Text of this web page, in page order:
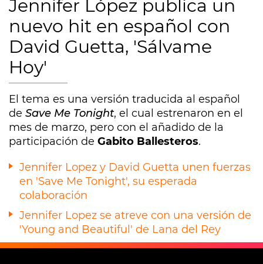
Jennifer López publica un
nuevo hit en español con
David Guetta, 'Sálvame
Hoy'
El tema es una versión traducida al español
de Save Me Tonight, el cual estrenaron en el
mes de marzo, pero con el añadido de la
participación de Gabito Ballesteros.
Jennifer Lopez y David Guetta unen fuerzas
en 'Save Me Tonight', su esperada
colaboración
Jennifer Lopez se atreve con una versión de
'Young and Beautiful' de Lana del Rey